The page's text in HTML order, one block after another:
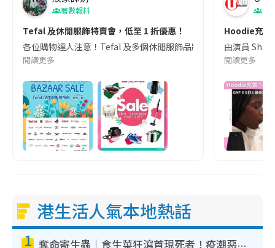
著數報料
Tefal 及休閒服飾特賣會，低至 1 折優惠！
各位購物達人注意！Tefal 及多個休閒服飾品將於 2024 年 3 月
閱讀更多
美
Hoodie充氣
由演員
閱讀更多
港生活人氣本地熱話
1